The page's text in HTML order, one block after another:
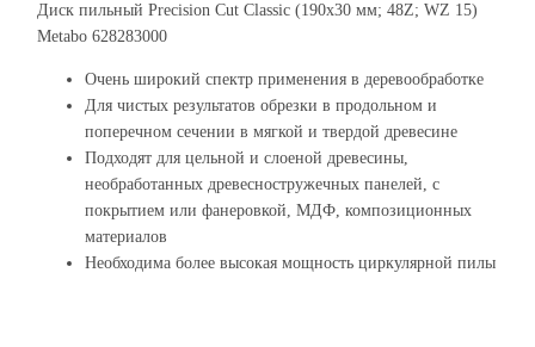
Диск пильный Precision Cut Classic (190x30 мм; 48Z; WZ 15)
Metabo 628283000
Очень широкий спектр применения в деревообработке
Для чистых результатов обрезки в продольном и
поперечном сечении в мягкой и твердой древесине
Подходят для цельной и слоеной древесины,
необработанных древесностружечных панелей, с
покрытием или фанеровкой, МДФ, композиционных
материалов
Необходима более высокая мощность циркулярной пилы